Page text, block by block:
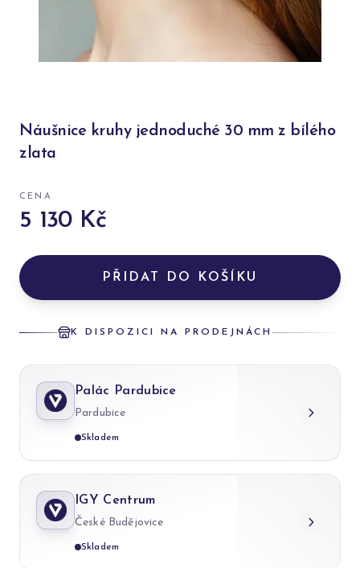
Náušnice kruhy jednoduché 30 mm z bílého
zlata
CENA
5 130 Kč
PŘIDAT DO KOŠÍKU
K DISPOZICI NA PRODEJNÁCH
Palác Pardubice
Pardubice
Skladem
IGY Centrum
České Budějovice
Skladem